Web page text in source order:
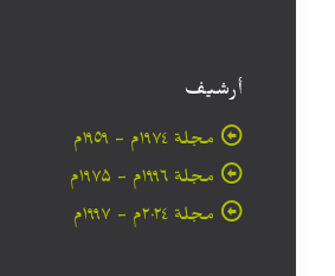
أرشيف
مجلة ۱۹۷٤م - ١٩٥٩م
مجلة ۱۹۹٦م - ۱۹۷۵م
مجلة ۲۰۲٤م - ۱۹۹۷م